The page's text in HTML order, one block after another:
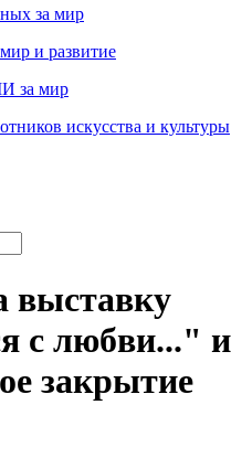
за мир
и развитие
за мир
искусства и культуры
выставку
с любви..." и
закрытие